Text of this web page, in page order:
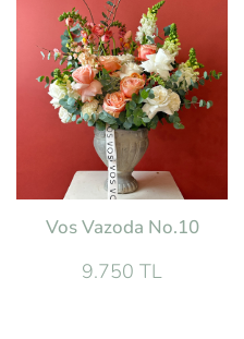
Vos Vazoda No.10
9.750 TL